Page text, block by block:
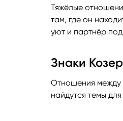
Тяжёлые
там, где он
уют и партнёр
Знаки
Отношения между
найдутся темы